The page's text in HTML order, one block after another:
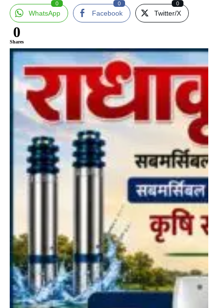
WhatsApp
0
Facebook
0
Twitter/X
0
0
Shares